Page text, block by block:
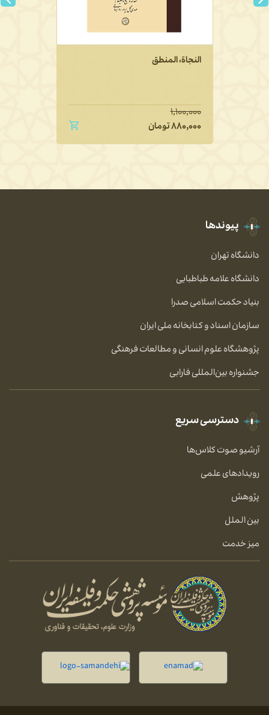
النجاة، المنطق
۱,۱۰۰,۰۰۰
۸۸۰,۰۰۰تومان
پیوندها
دانشگاه تهران
دانشگاه علامه طباطبایی
بنیاد حکمت اسلامی صدرا
سازمان اسناد و کتابخانه ملی ایران
پژوهشگاه علوم انسانی و مطالعات فرهنگی
جشنواره بین‌المللی فارابی
دسترسی سریع
آرشیو صوت کلاس‌ها
رویدادهای علمی
پژوهش
بین الملل
میز خدمت